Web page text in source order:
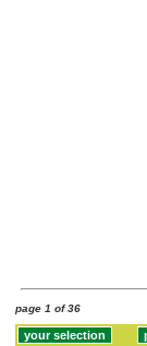
page 1 of 36